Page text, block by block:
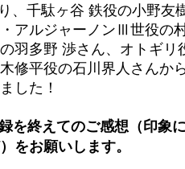
、千駄ヶ谷 鉄役の小野友
アルジャーノンⅢ世役の
羽多野 渉さん、オトギリ
修平役の石川界人さんか
した！
終えてのご感想（印象
をお願いします。